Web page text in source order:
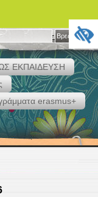
Βρες το »
ΕΚΠΑΙΔΕΥΣΗ
erasmus+